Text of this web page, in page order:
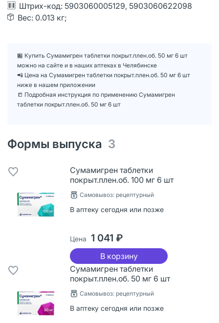
Штрих-код: 5903060005129, 5903060622098
Вес: 0.013 кг;
🏪 Купить Сумамигрен таблетки покрыт.плен.об. 50 мг 6 шт
можно на сайте и в наших аптеках в Челябинске
📲 Цена на Сумамигрен таблетки покрыт.плен.об. 50 мг 6 шт
ниже в нашем приложении
📒 Подробная инструкция по применению Сумамигрен
таблетки покрыт.плен.об. 50 мг 6 шт
Формы выпуска 3
Сумамигрен таблетки
покрыт.плен.об. 100 мг 6 шт
Самовывоз: рецептурный
В аптеку сегодня или позже
Цена 1 041 ₽
В корзину
Сумамигрен таблетки
покрыт.плен.об. 50 мг 6 шт
Самовывоз: рецептурный
В аптеку сегодня или позже